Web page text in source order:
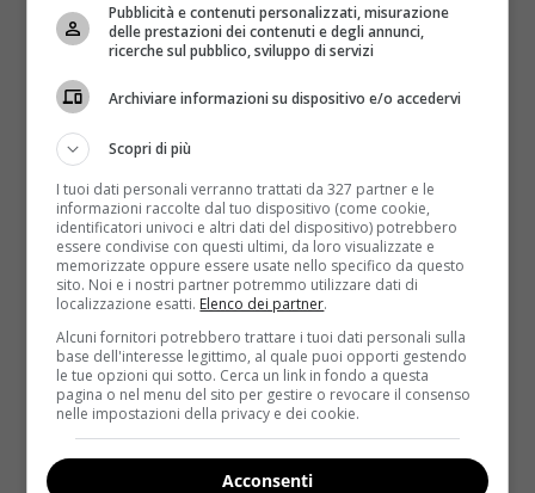
Lavare le zucchine, tagliarle a metà nel senso della
lunghezza per poi farle a pezzettini (a forma di
mezzaluna, per capirci) non troppo grandi. Cuocere
in padella con olio e erbe aromatiche. A parte in una
ciotolina condire il pangrattato con olio, sale ed un
pizzico di peperoncino.
saranno cotte bisognerà aggiungere il
pangratttato, mescolare velocemente e poi
saltare a fuoco medio. L’effetto crumble è dato dal
pangrattato, che in questa ricetta è particolarmente
condito e gustoso. Da mangiare calde o fredde,
possono rappresentare un contorno sfizioso
oppure un condimento per le bruschette. Volendo si
può personalizzare con un po’ di frutta secca saltata
in padella: le mandorle si sposano alla perfezione
con questo contorno!
Pubblicità e contenuti personalizzati, misurazione
delle prestazioni dei contenuti e degli annunci,
ricerche sul pubblico, sviluppo di servizi
Archiviare informazioni su dispositivo e/o accedervi
Scopri di più
I tuoi dati personali verranno trattati da 327 partner e le
informazioni raccolte dal tuo dispositivo (come cookie,
identificatori univoci e altri dati del dispositivo) potrebbero
essere condivise con questi ultimi, da loro visualizzate e
memorizzate oppure essere usate nello specifico da questo
sito. Noi e i nostri partner potremmo utilizzare dati di
localizzazione esatti. Elenco dei partner.
Alcuni fornitori potrebbero trattare i tuoi dati personali sulla
base dell'interesse legittimo, al quale puoi opporti gestendo
le tue opzioni qui sotto. Cerca un link in fondo a questa
pagina o nel menu del sito per gestire o revocare il consenso
nelle impostazioni della privacy e dei cookie.
Acconsenti